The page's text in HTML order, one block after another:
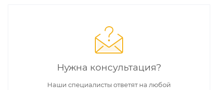
Нужна консультация?
Наши специалисты ответят на любой